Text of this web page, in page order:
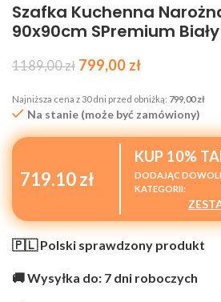
Szafka Kuchenna
90x90cm SPremium
1189,00zł 799,00 zł
Najniższa cena z 30 dni przed obniżką: 799,00zł
Na stanie (może być zamówiony)
719.10 zł
KUP 10%
DODAJĄC
KATEGORII:
🇵🇱 Polski sprawdzony produkt
🚚 Wysyłka do: 7 dni roboczych